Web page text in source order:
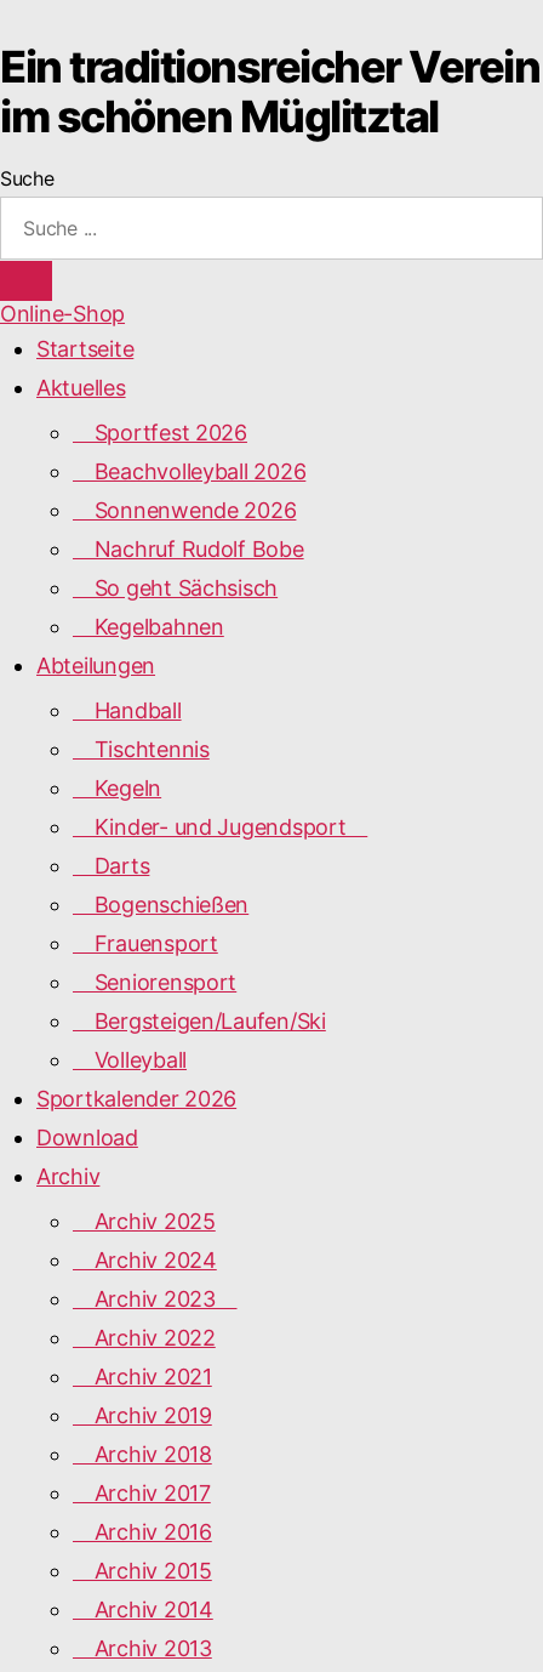
Ein traditionsreicher Verein
im schönen Müglitztal
Suche
Online-Shop
Startseite
Aktuelles
Sportfest 2026
Beachvolleyball 2026
Sonnenwende 2026
Nachruf Rudolf Bobe
So geht Sächsisch
Kegelbahnen
Abteilungen
Handball
Tischtennis
Kegeln
Kinder- und Jugendsport
Darts
Bogenschießen
Frauensport
Seniorensport
Bergsteigen/Laufen/Ski
Volleyball
Sportkalender 2026
Download
Archiv
Archiv 2025
Archiv 2024
Archiv 2023
Archiv 2022
Archiv 2021
Archiv 2019
Archiv 2018
Archiv 2017
Archiv 2016
Archiv 2015
Archiv 2014
Archiv 2013